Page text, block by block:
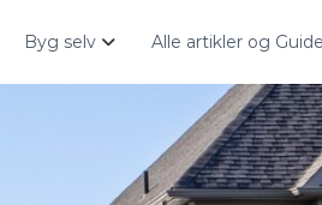
Byg selv Alle artikler og